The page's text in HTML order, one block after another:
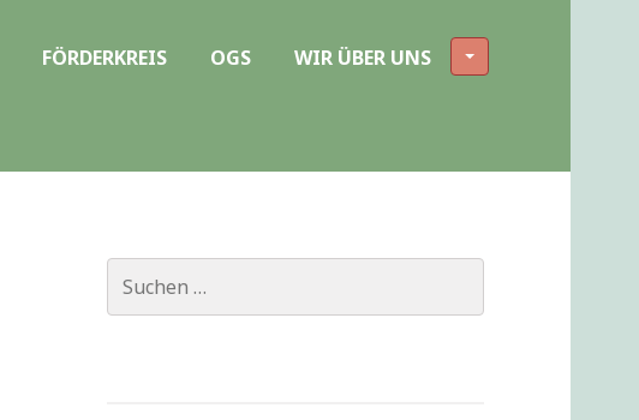
FÖRDERKREIS OGS WIR ÜBER UNS
nach: